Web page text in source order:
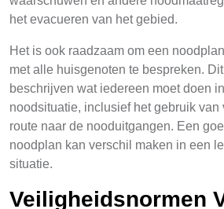
het evacueren van het gebied.
Het is ook raadzaam om een
met alle huisgenoten te bespreken.
beschrijven wat iedereen moet doen
noodsituatie, inclusief het gebruik van
route naar de nooduitgangen. Een
noodplan kan verschil maken in een
situatie.
Veiligheidsnormen